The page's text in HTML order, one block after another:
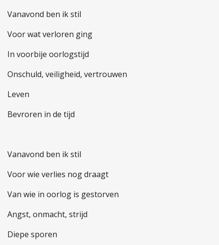
Vanavond ben ik stil
Voor wat verloren ging
In voorbije oorlogstijd
Onschuld, veiligheid, vertrouwen
Leven
Bevroren in de tijd
Vanavond ben ik stil
Voor wie verlies nog draagt
Van wie in oorlog is gestorven
Angst, onmacht, strijd
Diepe sporen